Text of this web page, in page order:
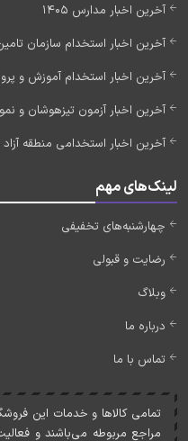
آخرین اخبار مدارس 1405
آخرین اخبار استخدام سازمان تامین اجتماعی
آخرین اخبار استخدام آموزش و پرورش 1405 (به
آخرین اخبار آزمون تیزهوشان و
آخرین اخبار استخدامی منطقه آزاد
لینک‌های مهم
چهارشنبه‌های تخفیفی
رضایت و قبولی
وبلاگ
درباره ما
تماس با ما
تمامی کالاها و خدمات اين
مراجع مربوطه می‌باشند و